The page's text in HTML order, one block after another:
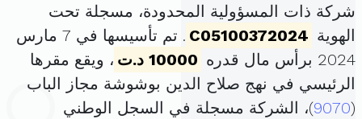
شركة ذات المسؤولية المحدودة، مسجلة تحت
الهوية C05100372024
. تم تأسيسها في 7 مارس
2024 برأس مال قدره
10000 د.ت
، ويقع مقرها
الرئيسي في نهج صلاح الدين بوشوشة مجاز الباب
(
9070)، الشركة مسجلة في السجل الوطني